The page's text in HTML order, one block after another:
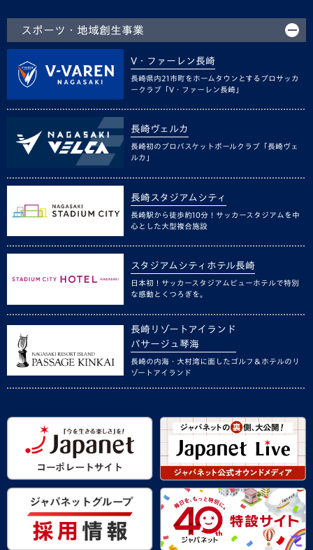
スポーツ・地域創生事業
V・ファーレン長崎
長崎県内21市町をホームタウンとするプロサッカ
ークラブ「V・ファーレン長崎」
長崎ヴェルカ
長崎初のプロバスケットボールクラブ「長崎ヴェ
ルカ」
長崎スタジアムシティ
長崎駅から徒歩約10分！サッカースタジアムを中
心とした大型複合施設
スタジアムシティホテル長崎
日本初！サッカースタジアムビューホテルで特別
な感動とくつろぎを。
長崎リゾートアイランド
パサージュ琴海
長崎の内海・大村湾に面したゴルフ＆ホテルのリ
ゾートアイランド